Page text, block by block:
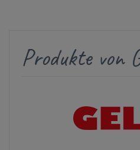
Produkte von